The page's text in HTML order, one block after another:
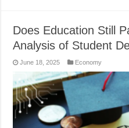
Does Education Still
Analysis of Student
June 18, 2025 Economy